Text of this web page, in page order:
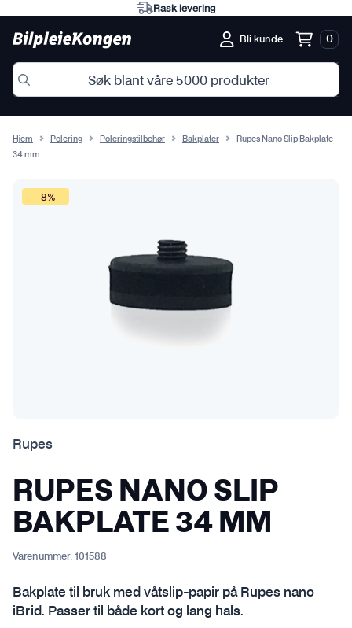
Rask levering
Bli kunde 0
Hjem Polering Poleringstilbehør Bakplater
Rupes Nano Slip Bakplate
34 mm
-8%
Rupes
RUPES NANO SLIP
BAKPLATE 34 MM
Varenummer: 101588
Bakplate til bruk med våtslip-papir på Rupes nano
iBrid. Passer til både kort og lang hals.